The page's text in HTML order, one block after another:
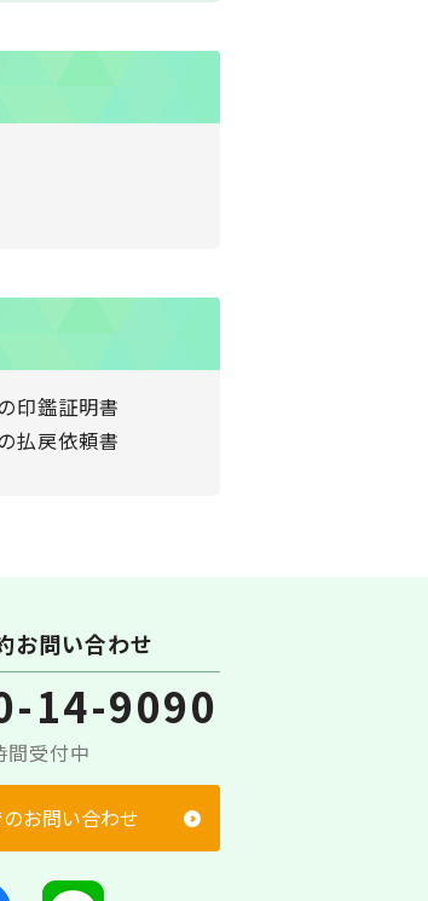
印鑑証明書
払戻依頼書
お問い合わせ
14-9090
間受付中
お問い合わせ